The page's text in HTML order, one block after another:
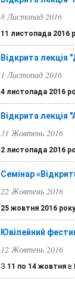
8 Листопад 2016
11 листопада 2016
Відкрита
1 Листопад 2016
4 листопада 2016
Відкрита лекція
31 Жовтень 2016
2 листопада 2016
Семінар
22 Жовтень 2016
25 жовтня 2016 року
Ювілейний
12 Жовтень 2016
З 11 по 14 жовтняв